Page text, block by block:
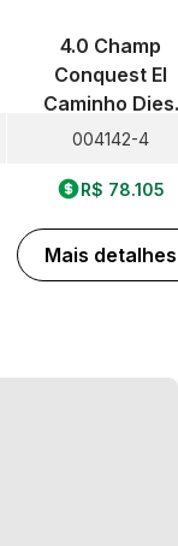
4.0 Champ
Conquest El
Caminho Dies.
004142-4
R$ 78.105
Mais detalhes